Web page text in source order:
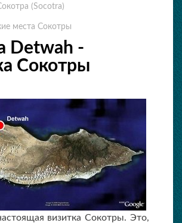
(Socotra)
места Сокотры
Detwah -
Cокотры
визитка Сокотры. Это,